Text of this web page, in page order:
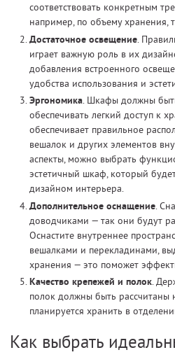
соответствовать конкретным
например, по объему хранения,
Достаточное освещение.
играет важную роль в их
добавления встроенного
удобства использования и
Эргономика. Шкафы должны
обеспечивать легкий доступ к
обеспечивает правильное
вешалок и других элементов
аспекты, можно выбрать
эстетичный шкаф, который
дизайном интерьера.
Дополнительное оснащение.
доводчиками — так они будут
Оснастите внутреннее
вешалками и перекладинами,
хранения — это поможет
Качество крепежей и полок.
полок должны быть рассчитаны
планируется хранить в
Как выбрать